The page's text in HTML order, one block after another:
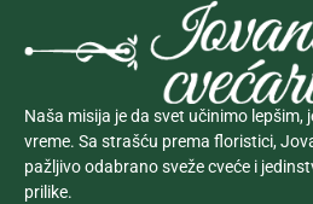
Naša misija je da svet učinimo lepšim,
vreme. Sa strašću prema floristici,
pažljivo odabrano sveže cveće i
prilike.